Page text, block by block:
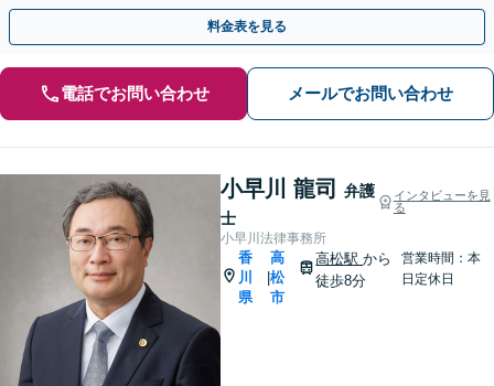
日／夜間面談OK（要予約）】
料金表を見る
電話でお問い合わせ メールでお問い合わせ
小早川 龍司
弁護
士
インタビューを見
る
小早川法律事務所
香
川
県
高
松
市
高松駅から
徒歩8分
営業時間：本
日定休日